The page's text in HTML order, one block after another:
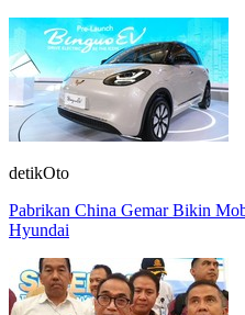
detikOto
Pabrikan China Gemar Bikin
Hyundai